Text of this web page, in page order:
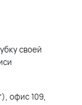
своей
офис 109,